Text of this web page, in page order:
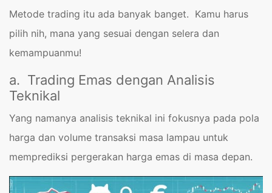
Metode trading itu ada banyak banget. Kamu harus
pilih nih, mana yang sesuai dengan selera dan
kemampuanmu!
a. Trading Emas dengan Analisis
Teknikal
Yang namanya analisis teknikal ini fokusnya pada pola
harga dan volume transaksi masa lampau untuk
memprediksi pergerakan harga emas di masa depan.